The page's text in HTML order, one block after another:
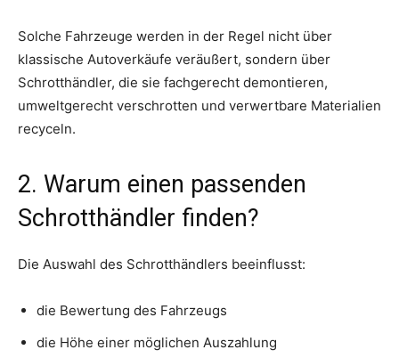
Solche Fahrzeuge werden in der Regel nicht über
klassische Autoverkäufe veräußert, sondern über
Schrotthändler, die sie fachgerecht demontieren,
umweltgerecht verschrotten und verwertbare Materialien
recyceln.
2. Warum einen passenden
Schrotthändler finden?
Die Auswahl des Schrotthändlers beeinflusst:
die Bewertung des Fahrzeugs
die Höhe einer möglichen Auszahlung